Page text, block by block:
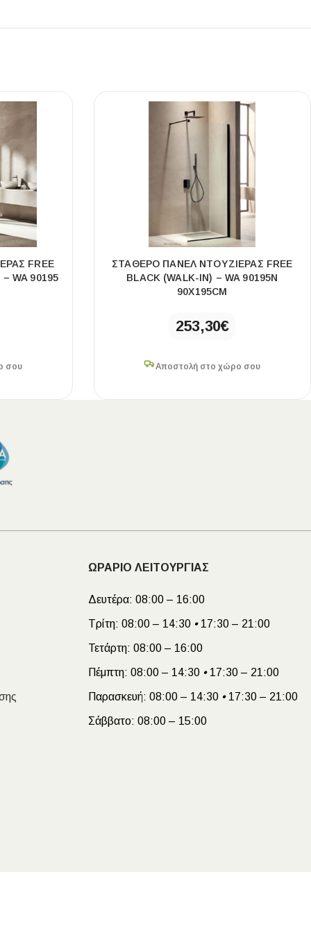
FREE
– WA 90195
σου
ΣΤΑΘΕΡΌ ΠΆΝΕΛ ΝΤΟΥΖΙΈΡΑΣ FREE
BLACK (WALK-IN) – WA 90195N
90Χ195CM
253,30€
Αποστολή στο χώρο σου
ΩΡΑΡΙΟ ΛΕΙΤΟΥΡΓΙΑΣ
Δευτέρα: 08:00 – 16:00
Τρίτη: 08:00 – 14:30 •17:30 – 21:00
Τετάρτη: 08:00 – 16:00
Πέμπτη: 08:00 – 14:30 •17:30 – 21:00
Παρασκευή: 08:00 – 14:30 •17:30 – 21:00
Σάββατο: 08:00 – 15:00